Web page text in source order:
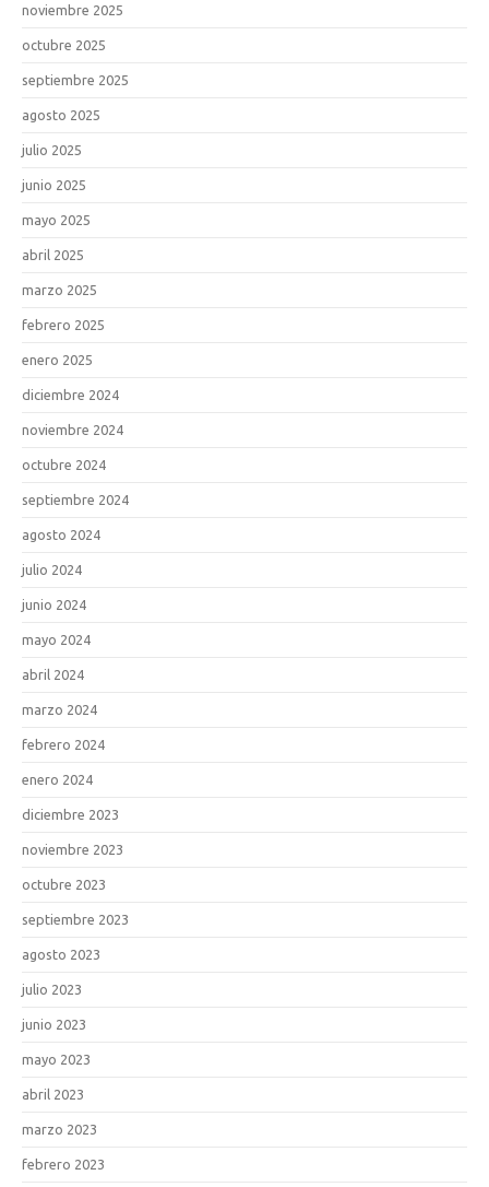
noviembre 2025
octubre 2025
septiembre 2025
agosto 2025
julio 2025
junio 2025
mayo 2025
abril 2025
marzo 2025
febrero 2025
enero 2025
diciembre 2024
noviembre 2024
octubre 2024
septiembre 2024
agosto 2024
julio 2024
junio 2024
mayo 2024
abril 2024
marzo 2024
febrero 2024
enero 2024
diciembre 2023
noviembre 2023
octubre 2023
septiembre 2023
agosto 2023
julio 2023
junio 2023
mayo 2023
abril 2023
marzo 2023
febrero 2023